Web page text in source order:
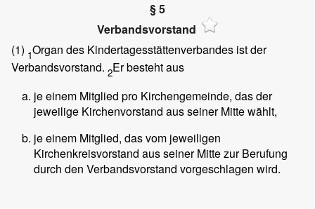
§ 5
Verbandsvorstand
(1) 1Organ des Kindertagesstättenverbandes ist der
Verbandsvorstand. 2Er besteht aus
je einem Mitglied pro Kirchengemeinde, das der
jeweilige Kirchenvorstand aus seiner Mitte wählt,
je einem Mitglied, das vom jeweiligen
Kirchenkreisvorstand aus seiner Mitte zur Berufung
durch den Verbandsvorstand vorgeschlagen wird.